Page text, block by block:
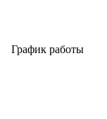
График работы